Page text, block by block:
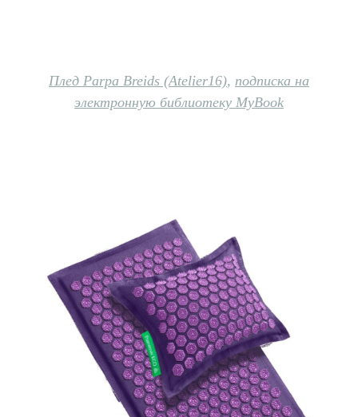
Плед Parpa Breids (Atelier16), подписка на
электронную библиотеку MyBook